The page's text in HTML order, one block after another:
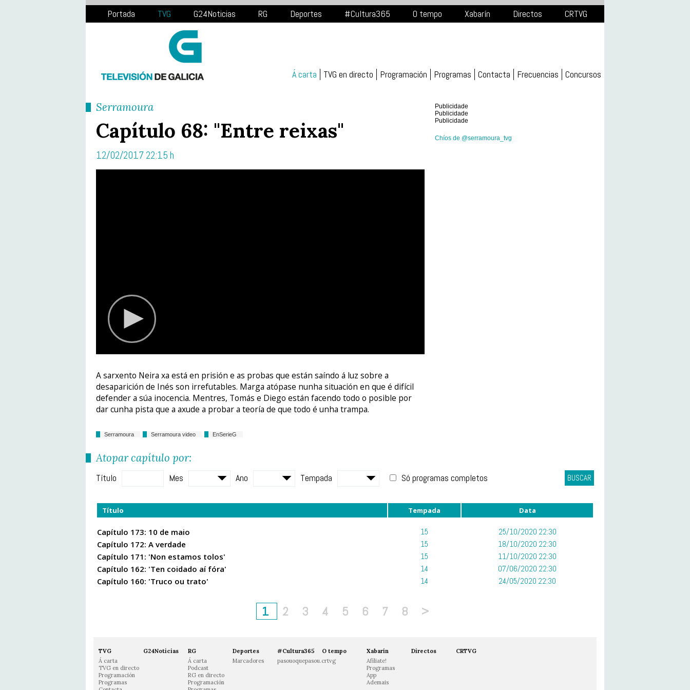
Portada TVG G24Noticias RG Deportes #Cultura365 O tempo Xabarín Directos CRTVG
Á carta TVG en directo Programación Programas Contacta Frecuencias Concursos
Serramoura
Capítulo 68: "Entre reixas"
12/02/2017 22:15 h
A sarxento Neira xa está en prisión e as probas que están saíndo á luz sobre a
desaparición de Inés son irrefutables. Marga atópase nunha situación en que é difícil
defender a súa inocencia. Mentres, Tomás e Diego están facendo todo o posible por
dar cunha pista que a axude a probar a teoría de que todo é unha trampa.
Serramoura Serramoura video EnSerieG
Publicidade
Publicidade
Publicidade
Chíos de @serramoura_tvg
Atopar capítulo por:
Título Mes Ano Tempada Só programas completos BUSCAR
Título Tempada Data
Capítulo 173: 10 de maio 15 25/10/2020 22:30
Capítulo 172: A verdade 15 18/10/2020 22:30
Capítulo 171: 'Non estamos tolos' 15 11/10/2020 22:30
Capítulo 162: 'Ten coidado aí fóra' 14 07/06/2020 22:30
Capítulo 160: 'Truco ou trato' 14 24/05/2020 22:30
1 2 3 4 5 6 7 8 >
TVG
Á carta
TVG en directo
Programación
Programas
G24Noticias
RG
Á carta
Podcast
RG en directo
Programación
Deportes
Marcadores
#Cultura365
pasouoquepasou.crtvg
O tempo
Xabarín
Afíliate!
Programas
App
Ademais
Directos CRTVG